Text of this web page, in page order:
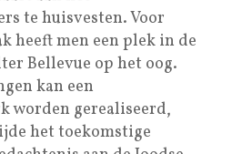
te huisvesten. Voor
heeft men een plek in de
Bellevue op het oog.
kan een
worden gerealiseerd,
het toekomstige